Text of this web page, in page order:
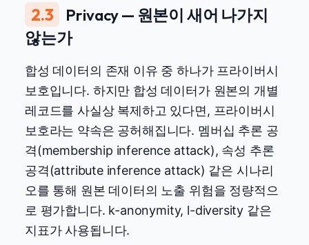
2.3
Privacy — 원본이 새어 나가지
않는가
합성 데이터의 존재 이유 중 하나가 프라이버시
보호입니다. 하지만 합성 데이터가 원본의 개별
레코드를 사실상 복제하고 있다면, 프라이버시
보호라는 약속은 공허해집니다. 멤버십 추론 공
격(membership inference attack), 속성 추론
공격(attribute inference attack) 같은 시나리
오를 통해 원본 데이터의 노출 위험을 정량적으
로 평가합니다. k-anonymity, l-diversity 같은
지표가 사용됩니다.